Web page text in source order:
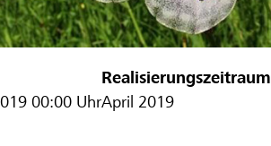
00:00 Uhr
Realisierungszeitraum
April 2019